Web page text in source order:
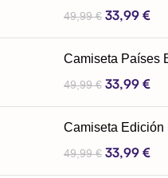
49,99€ 33,99 €
Camiseta Países
49,99€ 33,99 €
Camiseta Edición
49,99€ 33,99 €